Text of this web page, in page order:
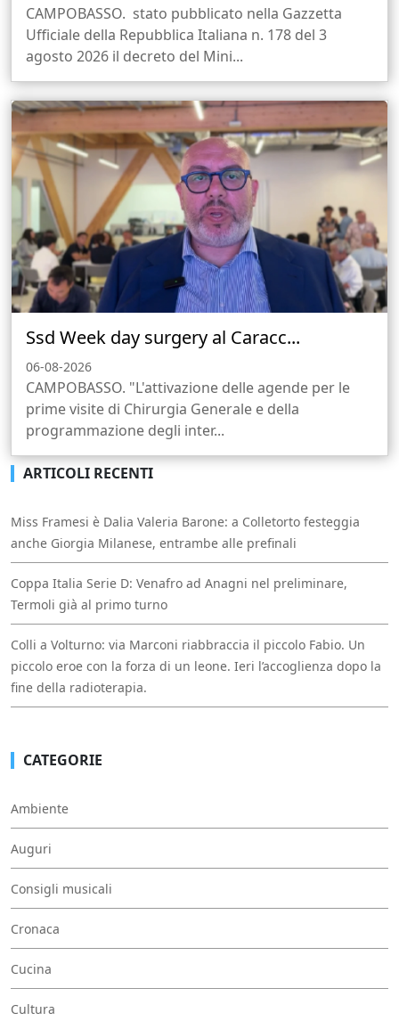
CAMPOBASSO. stato pubblicato nella Gazzetta
Ufficiale della Repubblica Italiana n. 178 del 3
agosto 2026 il decreto del Mini...
Ssd Week day surgery al Caracc...
06-08-2026
CAMPOBASSO. "L'attivazione delle agende per le
prime visite di Chirurgia Generale e della
programmazione degli inter...
ARTICOLI RECENTI
Miss Framesi è Dalia Valeria Barone: a Colletorto festeggia
anche Giorgia Milanese, entrambe alle prefinali
Coppa Italia Serie D: Venafro ad Anagni nel preliminare,
Termoli già al primo turno
Colli a Volturno: via Marconi riabbraccia il piccolo Fabio. Un
piccolo eroe con la forza di un leone. Ieri l’accoglienza dopo la
fine della radioterapia.
CATEGORIE
Ambiente
Auguri
Consigli musicali
Cronaca
Cucina
Cultura